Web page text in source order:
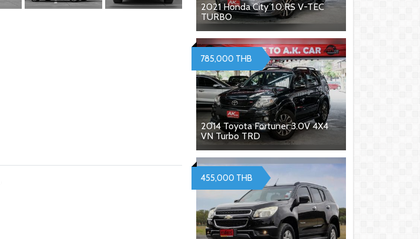
2021 Honda City 1.0 RS V-TEC
TURBO
2014 Toyota Fortuner 3.0V 4X4
VN Turbo TRD
785,000 THB
455,000 THB